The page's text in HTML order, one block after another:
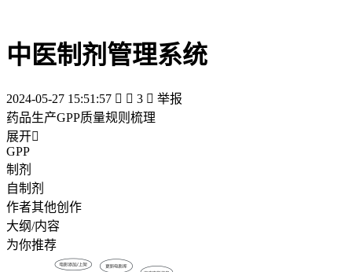
中医制剂管理系统
2024-05-27 15:51:57   3  举报
药品生产GPP质量规则梳理
展开
GPP
制剂
自制剂
作者其他创作
大纲/内容
为你推荐